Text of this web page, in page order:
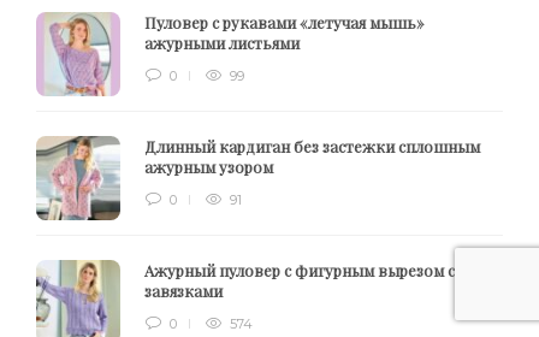
Пуловер с рукавами «летучая мышь»
ажурными листьями
0 99
Длинный кардиган без застежки сплошным
ажурным узором
0 91
Ажурный пуловер с фигурным вырезом с
завязками
0 574